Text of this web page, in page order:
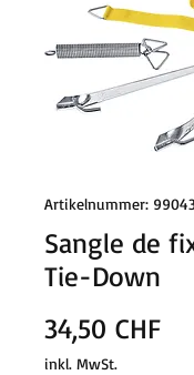
Artikelnummer:
Sangle de
Tie-Down
34,50 CHF
inkl. MwSt.